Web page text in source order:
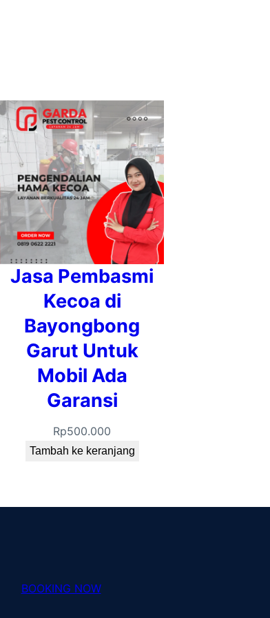
Jasa Pembasmi
Kecoa di
Bayongbong
Garut Untuk
Mobil Ada
Garansi
Rp500.000
Tambah ke keranjang
BOOKING NOW